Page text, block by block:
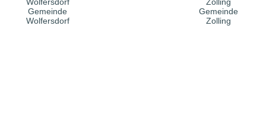
Gemeinde
Wolfersdorf
Gemeinde
Zolling